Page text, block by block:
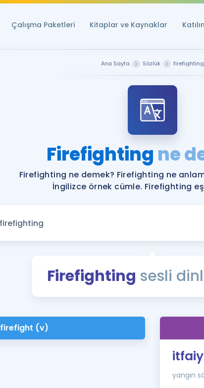
Çalışma Paketleri Kitaplar ve Kaynaklar
Ana Sayfa Sözlük firefighting
Firefighting ne
Firefighting ne demek? Firefighting ne
İngilizce örnek cümle. Firefighting eş
Firefighting sesli
firefight (v)
yangın